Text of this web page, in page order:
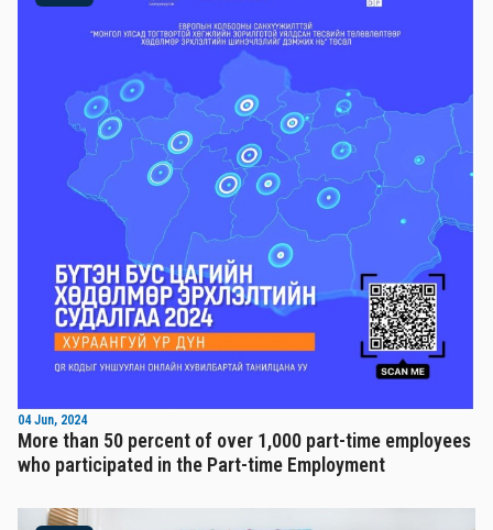
04 Jun, 2024
More than 50 percent of over 1,000 part-time employees
who participated in the Part-time Employment